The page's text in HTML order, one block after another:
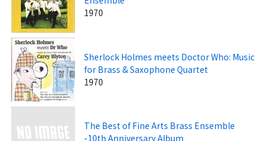
1970
Sherlock Holmes meets Doctor Who: Music
for Brass & Saxophone Quartet
1970
The Best of Fine Arts Brass Ensemble
-10th Anniversary Album